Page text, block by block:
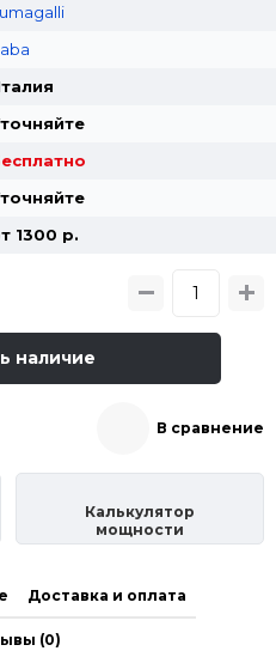
1300 p.
наличие
В сравнение
Калькулятор
мощности
Доставка и оплата
(0)